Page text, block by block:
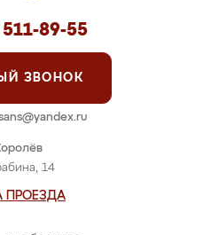
14
ПРОЕЗДА
511-89-55
ЗВОНОК